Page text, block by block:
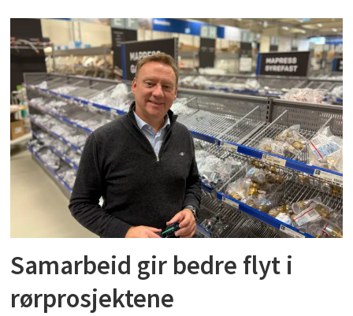
Samarbeid gir bedre flyt i
rørprosjektene